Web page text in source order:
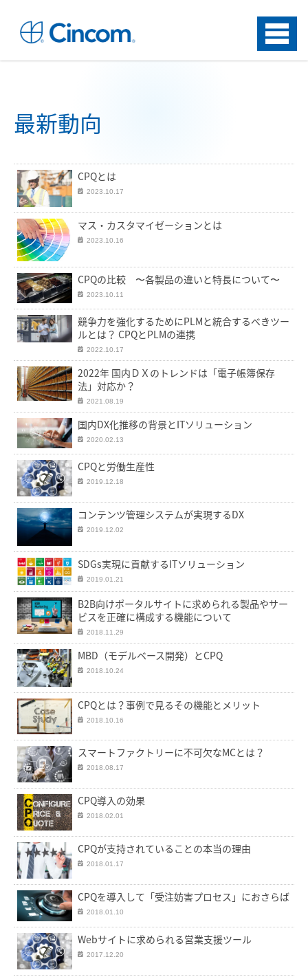
Menu
最新動向
CPQとは
2023.10.17
マス・カスタマイゼーションとは
2023.10.16
CPQの比較 〜各製品の違いと特長について〜
2023.10.11
競争力を強化するためにPLMと統合するべきツー
ルとは？ CPQとPLMの連携
2022.10.17
2022年 国内ＤＸのトレンドは「電子帳簿保存
法」対応か？
2021.08.19
国内DX化推移の背景とITソリューション
2020.02.13
CPQと労働生産性
2019.12.18
コンテンツ管理システムが実現するDX
2019.12.02
SDGs実現に貢献するITソリューション
2019.01.21
B2B向けポータルサイトに求められる製品やサー
ビスを正確に構成する機能について
2018.11.29
MBD（モデルベース開発）とCPQ
2018.10.24
CPQとは？事例で見るその機能とメリット
2018.10.16
スマートファクトリーに不可欠なMCとは？
2018.08.17
CPQ導入の効果
2018.02.01
CPQが支持されていることの本当の理由
2018.01.17
CPQを導入して「受注妨害プロセス」におさらば
2018.01.10
Webサイトに求められる営業支援ツール
2017.12.20